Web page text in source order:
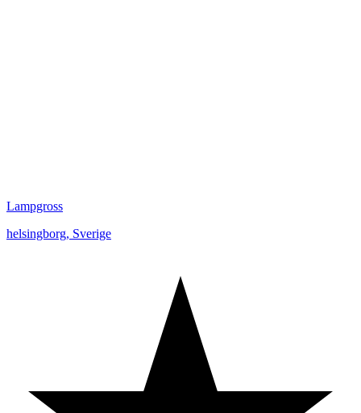
Lampgross
helsingborg, Sverige